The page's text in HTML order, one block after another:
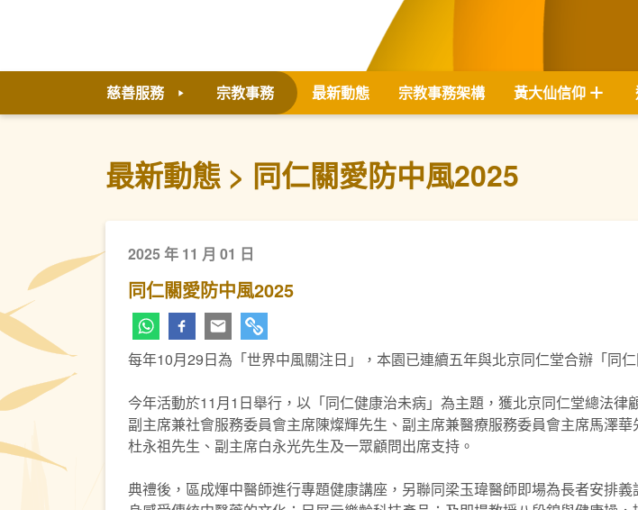
慈善服務 宗教事務 最新動態 宗教事務架構 黃大仙信仰
最新動態 同仁關愛防中風2025
2025 年 11 月 01 日
同仁關愛防中風2025
每年10月29日為「世界中風關注日」，本園已連續五年與北京同仁堂合辦「同
今年活動於11月1日舉行，以「同仁健康治未病」為主題，獲北京同仁堂總法
副主席兼社會服務委員會主席陳燦輝先生、副主席兼醫療服務委員會主席馬澤
杜永祖先生、副主席白永光先生及一眾顧問出席支持。
典禮後，區成煇中醫師進行專題健康講座，另聯同梁玉瑋醫師即場為長者安排